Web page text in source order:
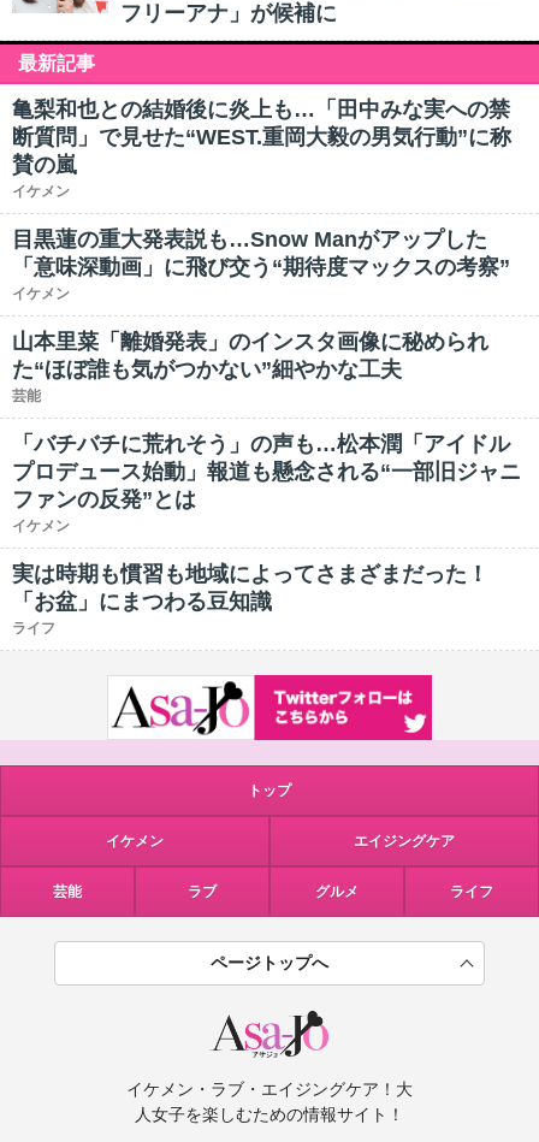
フリーアナ」が候補に
最新記事
亀梨和也との結婚後に炎上も…「田中みな実への禁
断質問」で見せた“WEST.重岡大毅の男気行動”に称
賛の嵐
イケメン
目黒蓮の重大発表説も…Snow Manがアップした
「意味深動画」に飛び交う“期待度マックスの考察”
イケメン
山本里菜「離婚発表」のインスタ画像に秘められ
た“ほぼ誰も気がつかない”細やかな工夫
芸能
「バチバチに荒れそう」の声も…松本潤「アイドル
プロデュース始動」報道も懸念される“一部旧ジャニ
ファンの反発”とは
イケメン
実は時期も慣習も地域によってさまざまだった！
「お盆」にまつわる豆知識
ライフ
トップ
イケメン エイジングケア
芸能 ラブ グルメ ライフ
ページトップへ
イケメン・ラブ・エイジングケア！大
人女子を楽しむための情報サイト！